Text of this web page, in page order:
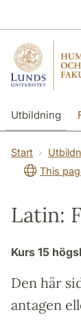
Utbildning
Start
This
Latin:
Kurs 15
Den här
antagen